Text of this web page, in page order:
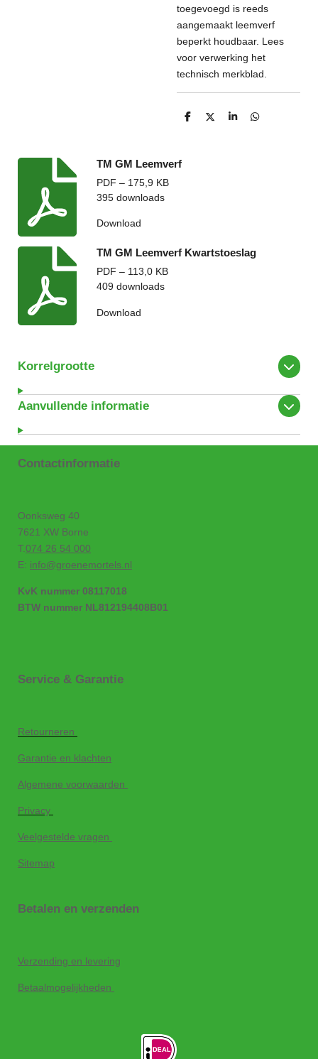
toegevoegd is reeds
aangemaakt leemverf
beperkt houdbaar. Lees
voor verwerking het
technisch merkblad.
D
D
S
D
TM GM Leemverf
PDF – 175,9 KB
395 downloads
Download
TM GM Leemverf Kwartstoeslag
PDF – 113,0 KB
409 downloads
Download
Korrelgrootte
Aanvullende informatie
Contactinformatie
Oonksweg 40
7621 XW Borne
T.074 26 54 000
E: info@groenemortels.nl
KvK nummer 08117018
BTW nummer NL812194408B01
Service & Garantie
Retourneren
Garantie en klachten
Algemene voorwaarden
Privacy
Veelgestelde vragen
Sitemap
Betalen en verzenden
Verzending en levering
Betaalmogelijkheden